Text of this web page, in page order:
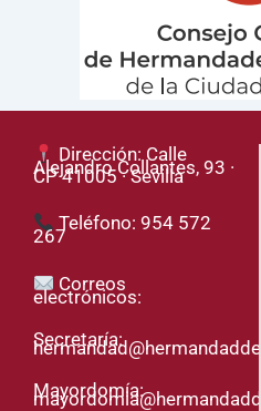
Dirección: Calle
Alejandro Collantes, 93 ·
CP 41005 · Sevilla
Teléfono: 954 572
267
Correos
electrónicos:
Secretaría:
Mayordomía: